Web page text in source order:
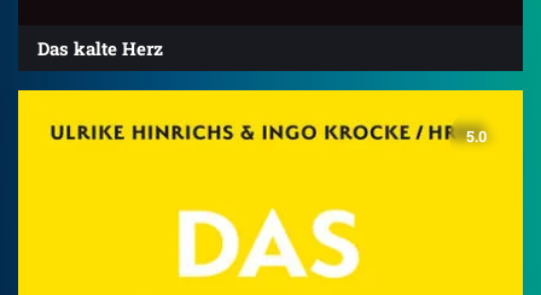
Das kalte Herz
5.0